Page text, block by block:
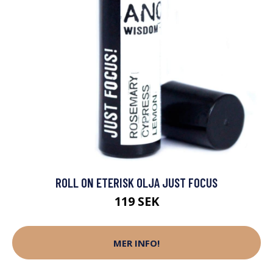
ROLL ON ETERISK OLJA JUST FOCUS
119 SEK
MER INFO!